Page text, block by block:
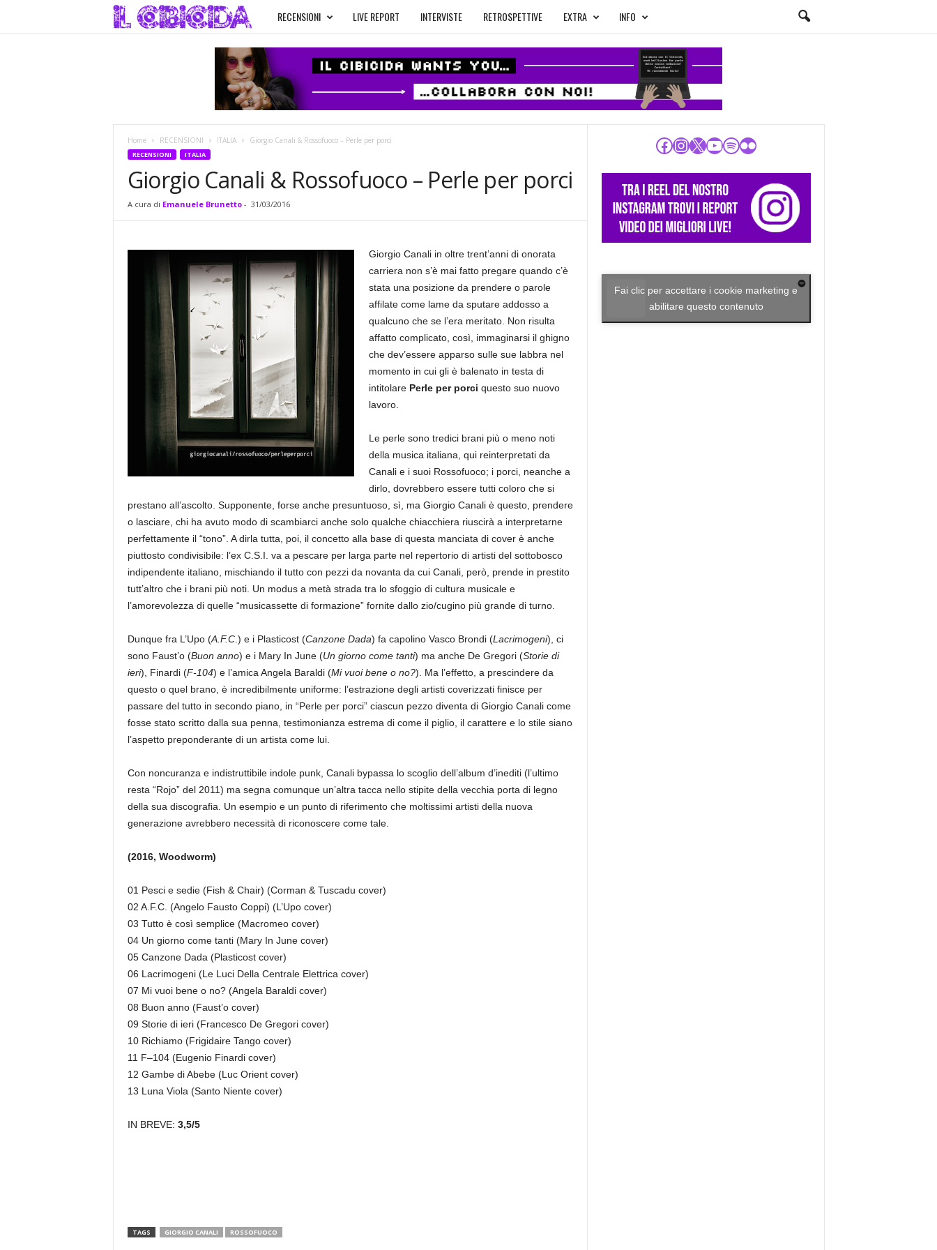
l
C
i
d
a
RECENSIONI LIVE REPORT INTERVISTE RETROSPETTIVE EXTRA INFO
Home RECENSIONI ITALIA Giorgio Canali & Rossofuoco – Perle per porci
RECENSIONI ITALIA
Giorgio Canali & Rossofuoco – Perle per porci
A cura di Emanuele Brunetto- 31/03/2016
Giorgio Canali in oltre trent’anni di onorata
carriera non s’è mai fatto pregare quando c’è
stata una posizione da prendere o parole
affilate come lame da sputare addosso a
qualcuno che se l’era meritato. Non risulta
affatto complicato, così, immaginarsi il ghigno
che dev’essere apparso sulle sue labbra nel
momento in cui gli è balenato in testa di
intitolare Perle per porci questo suo nuovo
lavoro.
Le perle sono tredici brani più o meno noti
della musica italiana, qui reinterpretati da
Canali e i suoi Rossofuoco; i porci, neanche a
dirlo, dovrebbero essere tutti coloro che si
prestano all’ascolto. Supponente, forse anche presuntuoso, sì, ma Giorgio Canali è questo, prendere
o lasciare, chi ha avuto modo di scambiarci anche solo qualche chiacchiera riuscirà a interpretarne
perfettamente il “tono”. A dirla tutta, poi, il concetto alla base di questa manciata di cover è anche
piuttosto condivisibile: l’ex C.S.I. va a pescare per larga parte nel repertorio di artisti del sottobosco
indipendente italiano, mischiando il tutto con pezzi da novanta da cui Canali, però, prende in prestito
tutt’altro che i brani più noti. Un modus a metà strada tra lo sfoggio di cultura musicale e
l’amorevolezza di quelle “musicassette di formazione” fornite dallo zio/cugino più grande di turno.
Dunque fra L’Upo (A.F.C.) e i Plasticost (Canzone Dada) fa capolino Vasco Brondi (Lacrimogeni), ci
sono Faust’o (Buon anno) e i Mary In June (Un giorno come tanti) ma anche De Gregori (Storie di
ieri), Finardi (F-104) e l’amica Angela Baraldi (Mi vuoi bene o no?). Ma l’effetto, a prescindere da
questo o quel brano, è incredibilmente uniforme: l’estrazione degli artisti coverizzati finisce per
passare del tutto in secondo piano, in “Perle per porci” ciascun pezzo diventa di Giorgio Canali come
fosse stato scritto dalla sua penna, testimonianza estrema di come il piglio, il carattere e lo stile siano
l’aspetto preponderante di un artista come lui.
Con noncuranza e indistruttibile indole punk, Canali bypassa lo scoglio dell’album d’inediti (l’ultimo
resta “Rojo” del 2011) ma segna comunque un’altra tacca nello stipite della vecchia porta di legno
della sua discografia. Un esempio e un punto di riferimento che moltissimi artisti della nuova
generazione avrebbero necessità di riconoscere come tale.
(2016, Woodworm)
01 Pesci e sedie (Fish & Chair) (Corman & Tuscadu cover)
02 A.F.C. (Angelo Fausto Coppi) (L’Upo cover)
03 Tutto è così semplice (Macromeo cover)
04 Un giorno come tanti (Mary In June cover)
05 Canzone Dada (Plasticost cover)
06 Lacrimogeni (Le Luci Della Centrale Elettrica cover)
07 Mi vuoi bene o no? (Angela Baraldi cover)
08 Buon anno (Faust’o cover)
09 Storie di ieri (Francesco De Gregori cover)
10 Richiamo (Frigidaire Tango cover)
11 F–104 (Eugenio Finardi cover)
12 Gambe di Abebe (Luc Orient cover)
13 Luna Viola (Santo Niente cover)
IN BREVE: 3,5/5
TAGS GIORGIO CANALI ROSSOFUOCO
Facebook
Instagram
X YouTube
Spotify
Flickr
Fai clic per accettare i cookie marketing e
abilitare questo contenuto